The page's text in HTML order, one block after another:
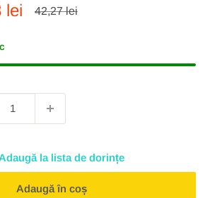
lei
Preț
42,27 lei
la lista de dorințe
Adaugă în coș